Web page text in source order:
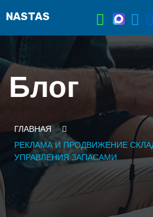
Блог
ГЛАВНАЯ
РЕКЛАМА И ПРОДВИЖЕНИЕ
УПРАВЛЕНИЯ ЗАПАСАМИ